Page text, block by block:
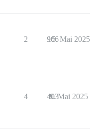
2 906
15. Mai 2025
4 403
9. Mai 2025